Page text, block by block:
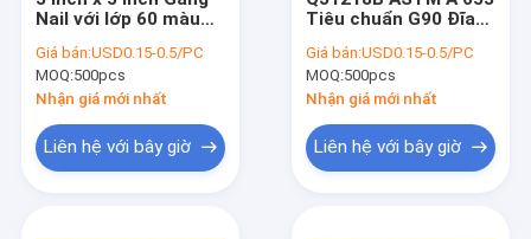
Nail với lớp 60 màu
xuất mái nhà
Giá bán:USD0.15-0.5/PC
MOQ:500pcs
Nhận giá mới nhất
Liên hệ với bây giờ
Tiêu chuẩn G90 Đĩa
cho các nhà xây dựng
Giá bán:USD0.15-0.5/PC
MOQ:500pcs
Nhận giá mới nhất
Liên hệ với bây giờ